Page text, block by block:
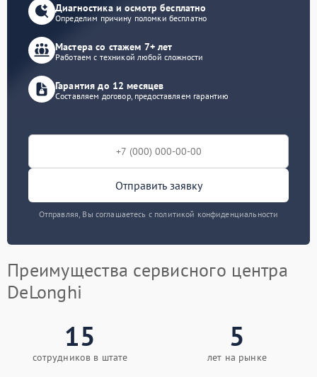
Диагностика и осмотр бесплатно
Определим причину поломки бесплатно
Мастера со стажем 7+ лет
Работаем с техникой любой сложности
Гарантия до 12 месяцев
Составляем договор, предоставляем гарантию
Отправить заявку
Отправляя, Вы соглашаетесь с политикой конфиденциальности
Преимущества сервисного центра
DeLonghi
15
сотрудников в штате
5
лет на рынке